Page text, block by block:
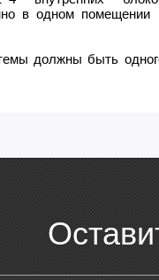
в одном помещении
должны быть